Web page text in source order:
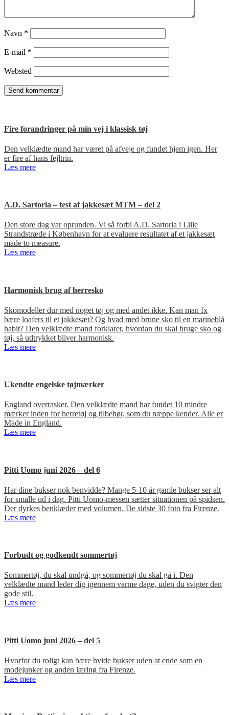
Navn *
E-mail *
Websted
Fire forandringer på min vej i klassisk tøj
Den velklædte mand har været på afveje og fundet hjem igen. Her
er fire af hans fejltrin.
Læs mere
A.D. Sartoria – test af jakkesæt MTM – del 2
Den store dag var oprunden. Vi så forbi A.D. Sartoria i Lille
Strandstræde i København for at evaluere resultatet af et jakkesæt
made to measure.
Læs mere
Harmonisk brug af herresko
Skomodeller dur med noget tøj og med andet ikke. Kan man fx
bære loafers til et jakkesæt? Og hvad med brune sko til en marineblå
habit? Den velklædte mand forklarer, hvordan du skal bruge sko og
tøj, så udtrykket bliver harmonisk.
Læs mere
Ukendte engelske tøjmærker
England overrasker. Den velklædte mand har fundet 10 mindre
mærker inden for herretøj og tilbehør, som du næppe kender. Alle er
Made in England.
Læs mere
Pitti Uomo juni 2026 – del 6
Har dine bukser nok benvidde? Mange 5-10 år gamle bukser ser alt
for smalle ud i dag. Pitti Uomo-messen sætter situationen på spidsen.
Der dyrkes benklæder med volumen. De sidste 30 foto fra Firenze.
Læs mere
Forbudt og godkendt sommertøj
Sommertøj, du skal undgå, og sommertøj du skal gå i. Den
velklædte mand leder dig igennem varme dage, uden du svigter den
gode stil.
Læs mere
Pitti Uomo juni 2026 – del 5
Hvorfor du roligt kan bære hvide bukser uden at ende som en
modejunker og anden læring fra Firenze.
Læs mere